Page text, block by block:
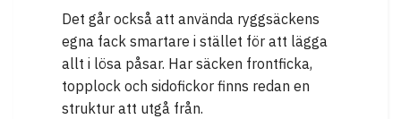
Det går också att använda ryggsäckens
egna fack smartare i stället för att lägga
allt i lösa påsar. Har säcken frontficka,
topplock och sidofickor finns redan en
struktur att utgå från.